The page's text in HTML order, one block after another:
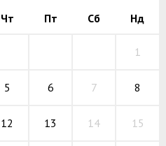
Чт Пт Сб Нд
1
5 6 7 8
12 13 14 15